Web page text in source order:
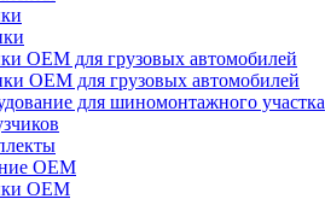
ОЕМ для грузовых автомобилей
ОЕМ для грузовых автомобилей
для шиномонтажного участка
ОЕМ
ОЕМ